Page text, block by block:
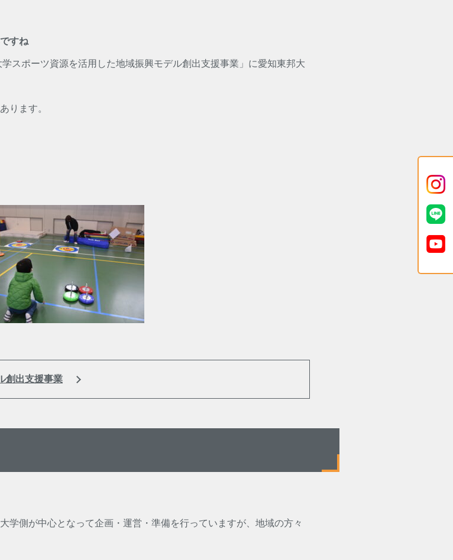
すね
スポーツ資源を活用した地域振興モデル創出支援事業」に愛知東邦大
ります。
創出支援事業
学側が中心となって企画・運営・準備を行っていますが、地域の方々